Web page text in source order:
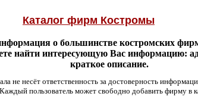
Каталог фирм Костромы
о большинстве костромских
найти интересующую Вас информацию:
краткое описание.
не несёт ответственность за достоверность
Каждый пользователь может свободно добавить фирму в